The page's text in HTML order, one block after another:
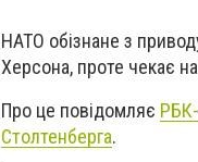
НАТО обізнане з
Херсона, проте чекає
Про це повідомляє
Столтенберга.